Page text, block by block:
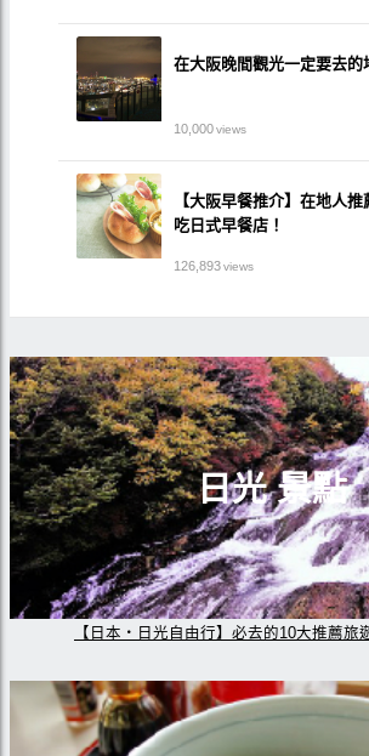
在大阪晚間觀光一定要去的
10,000views
【大阪早餐推介】在地人
吃日式早餐店！
126,893views
日光 景點
【日本・日光自由行】必去的10大推薦旅